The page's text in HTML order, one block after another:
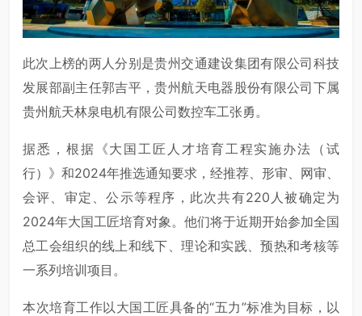
此次上榜的两人分别是贵州交通建设集团有限公司科技
发展部副主任郭吉平，贵州航天电器股份有限公司下属
贵州航天林泉电机有限公司数控车工张勇。
据悉，根据《大国工匠人才培育工程实施办法（试
行）》和2024年推选通知要求，经推荐、形审、网审、
会评、审定、公示等程序，此次共有220人被确定为
2024年大国工匠培育对象。他们将于近期开始参加全国
总工会组织的线上和线下、理论和实践、预热和考核等
一系列培训项目。
本次培育工作以大国工匠具备的“五力”标准为目标，以